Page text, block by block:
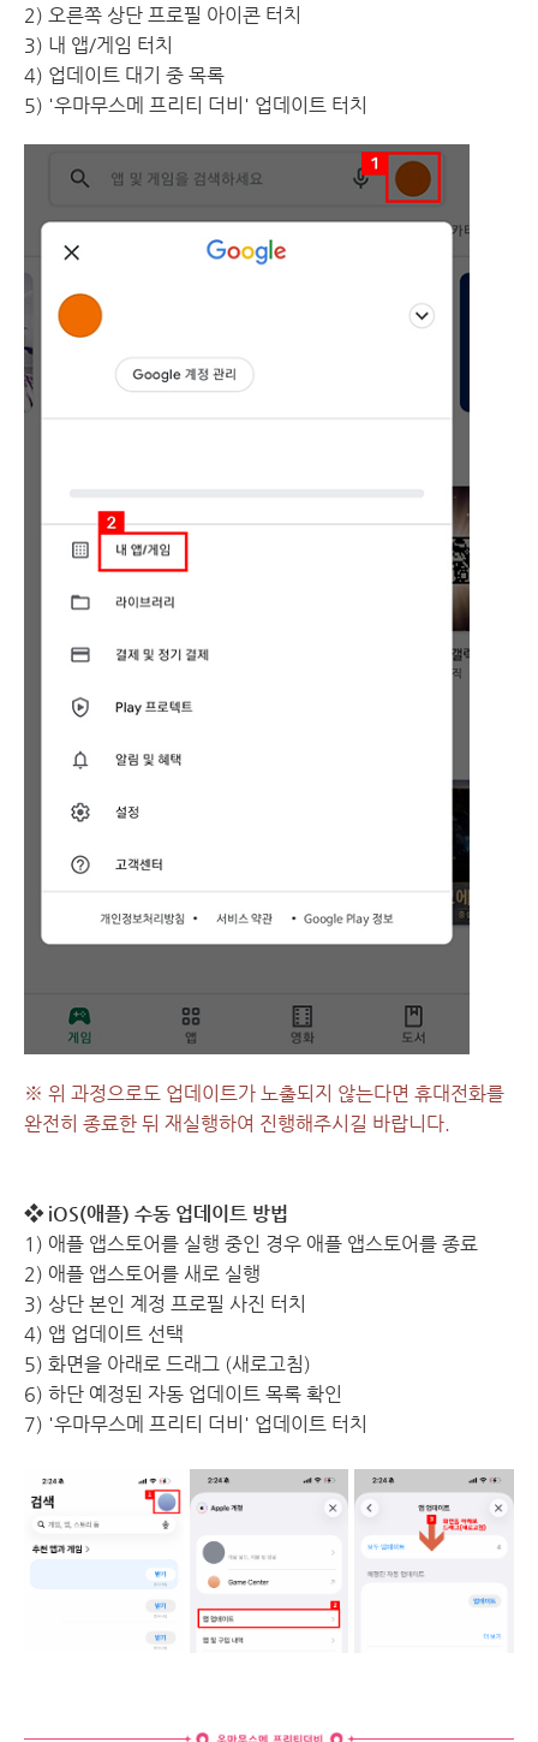
2) 오른쪽 상단 프로필 아이콘 터치
3) 내 앱/게임 터치
4) 업데이트 대기 중 목록
5) '우마무스메 프리티 더비' 업데이트 터치
※ 위 과정으로도 업데이트가 노출되지 않는다면 휴대전화를
완전히 종료한 뒤 재실행하여 진행해주시길 바랍니다.
❖ iOS(애플) 수동 업데이트 방법
1) 애플 앱스토어를 실행 중인 경우 애플 앱스토어를 종료
2) 애플 앱스토어를 새로 실행
3) 상단 본인 계정 프로필 사진 터치
4) 앱 업데이트 선택
5) 화면을 아래로 드래그 (새로고침)
6) 하단 예정된 자동 업데이트 목록 확인
7) '우마무스메 프리티 더비' 업데이트 터치